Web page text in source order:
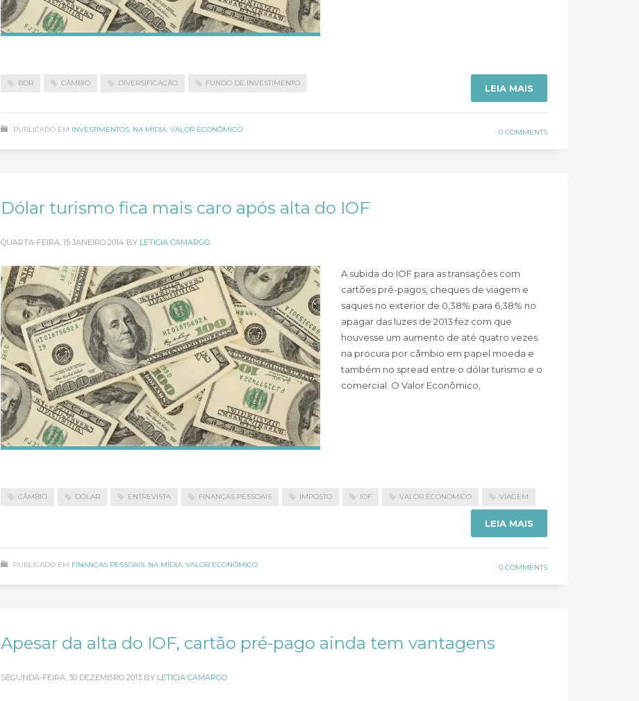
BDR CÂMBIO DIVERSIFICAÇÃO FUNDO DE INVESTIMENTO LEIA MAIS
PUBLICADO EM INVESTIMENTOS, NA MÍDIA, VALOR ECONÔMICO 0 COMMENTS
Dólar turismo fica mais caro após alta do IOF
QUARTA-FEIRA, 15 JANEIRO 2014 BY LETICIA CAMARGO
A subida do IOF para as transações com
cartões pré-pagos, cheques de viagem e
saques no exterior de 0,38% para 6,38% no
apagar das luzes de 2013 fez com que
houvesse um aumento de até quatro vezes
na procura por câmbio em papel moeda e
também no spread entre o dólar turismo e o
comercial. O Valor Econômico,
CÂMBIO DÓLAR ENTREVISTA FINANÇAS PESSOAIS IMPOSTO IOF VALOR ECONOMICO VIAGEM
LEIA MAIS
PUBLICADO EM FINANÇAS PESSOAIS, NA MÍDIA, VALOR ECONÔMICO 0 COMMENTS
Apesar da alta do IOF, cartão pré-pago ainda tem vantagens
SEGUNDA-FEIRA, 30 DEZEMBRO 2013 BY LETICIA CAMARGO